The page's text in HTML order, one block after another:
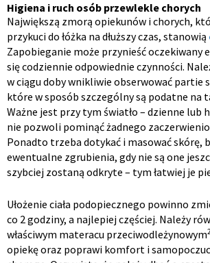
Higiena i ruch osób przewlekle chorych
Największą zmorą opiekunów i chorych,
przykuci do łóżka na dłuższy czas, stanowią
Zapobieganie może przynieść oczekiwany
się codziennie odpowiednie czynności.
w ciągu doby wnikliwie obserwować partie
które w sposób szczególny są podatne na
Ważne jest przy tym światło – dzienne lub
nie pozwoli pominąć żadnego
Ponadto trzeba dotykać i masować skórę,
ewentualne zgrubienia, gdy nie są one
szybciej zostaną odkryte – tym łatwiej je
Ułożenie ciała podopiecznego powinno
co 2 godziny, a najlepiej częściej. Należy
właściwym materacu przeciwodleżynowym
opiekę oraz poprawi komfort i